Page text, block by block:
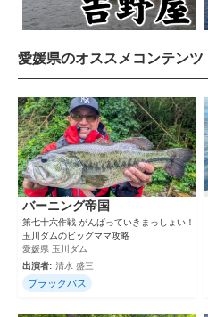
愛媛県のオススメコンテンツ
バーニング帝国
第七十六作戦 がんばっていきまっしょい！
玉川ダムのビッグママ攻略
愛媛県 玉川ダム
出演者: 清水 盛三
ブラックバス